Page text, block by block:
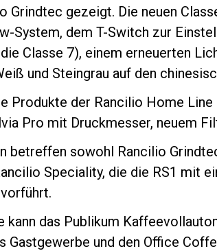
Grindtec gezeigt. Die neuen
System, dem T-Switch zur
Classe 7), einem erneuerten
und Steingrau auf den
Produkte der Rancilio Home
Pro mit Druckmesser, neuem
betreffen sowohl Rancilio
Speciality, die die RS1 mit
das Publikum
Gastgewerbe und den Office
Datenschutzerklärung